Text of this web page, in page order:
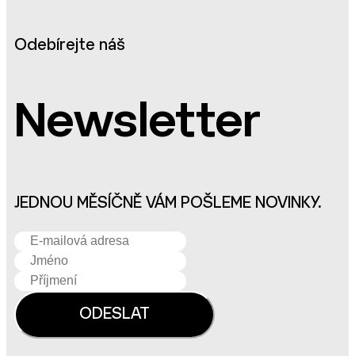
Odebírejte náš
Newsletter
JEDNOU MĚSÍČNĚ VÁM POŠLEME NOVINKY.